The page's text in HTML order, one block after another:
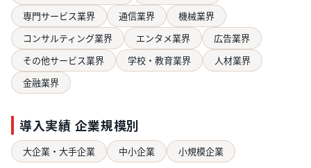
専門サービス業界
通信業界
機械業界
コンサルティング業界
エンタメ業界
広告業界
その他サービス業界
学校・教育業界
人材業界
金融業界
導入実績 企業規模別
大企業・大手企業 中小企業 小規模企業